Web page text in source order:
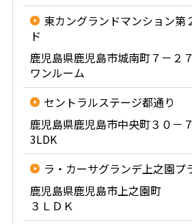
東カングランドマンション第
ド
鹿児島県鹿児島市城南町７－２７
ワンルーム
セントラルステージ都通り
鹿児島県鹿児島市中央町３０－７
3LDK
ラ・カーサグランデ上之園プ
鹿児島県鹿児島市上之園町
３ＬＤＫ